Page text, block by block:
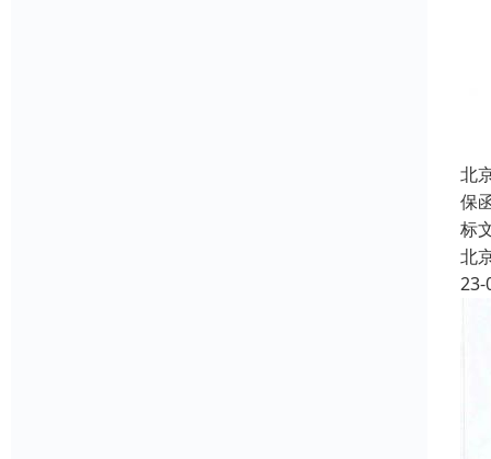
北
保
标
北
23-